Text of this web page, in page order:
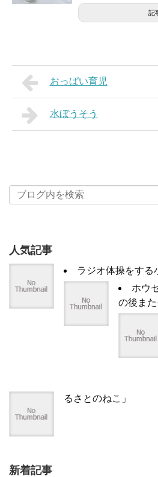
記
おっぱい育児
水ぼうそう
人気記事
ラジオ体操をする
ホウ
の後ま
るさとのねこ」
新着記事